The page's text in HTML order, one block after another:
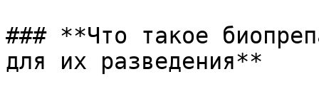
### **Что такое
для их разведения**